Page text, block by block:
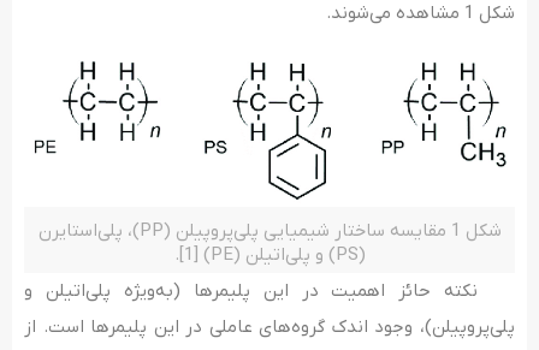
شکل 1 مشاهده می­‌شوند.
شکل 1 مقایسه ساختار شیمیایی پلی­‌پروپیلن (PP)، پلی­‌استایرن
(PS) و پلی‌­اتیلن (PE) [1].
نکته حائز اهمیت در این پلیمرها (به‌ویژه پلی­‌اتیلن و
پلی‌پروپیلن)، وجود اندک گروه­‌های عاملی در این پلیمرها است. از